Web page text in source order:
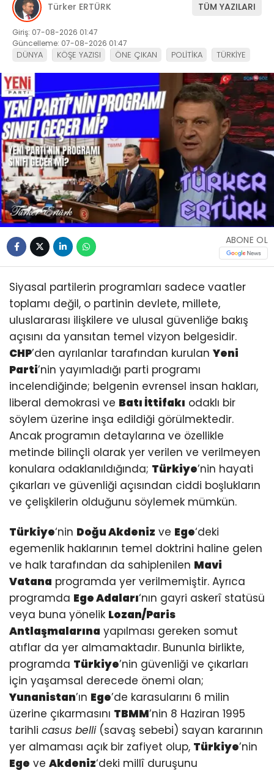
Türker ERTÜRK TÜM YAZILARI
Giriş: 07-08-2026 01:47
Güncelleme: 07-08-2026 01:47
DÜNYA KÖŞE YAZISI ÖNE ÇIKAN POLİTİKA TÜRKİYE
ABONE OL
Siyasal partilerin programları sadece vaatler
toplamı değil, o partinin devlete, millete,
uluslararası ilişkilere ve ulusal güvenliğe bakış
açısını da yansıtan temel vizyon belgesidir.
CHP’den ayrılanlar tarafından kurulan Yeni
Parti’nin yayımladığı parti programı
incelendiğinde; belgenin evrensel insan hakları,
liberal demokrasi ve Batı İttifakı odaklı bir
söylem üzerine inşa edildiği görülmektedir.
Ancak programın detaylarına ve özellikle
metinde bilinçli olarak yer verilen ve verilmeyen
konulara odaklanıldığında; Türkiye’nin hayati
çıkarları ve güvenliği açısından ciddi boşlukların
ve çelişkilerin olduğunu söylemek mümkün.
Türkiye‘nin Doğu Akdeniz ve Ege‘deki
egemenlik haklarının temel doktrini haline gelen
ve halk tarafından da sahiplenilen Mavi
Vatana programda yer verilmemiştir. Ayrıca
programda Ege Adaları‘nın gayri askerî statüsü
veya buna yönelik Lozan/Paris
Antlaşmalarına yapılması gereken somut
atıflar da yer almamaktadır. Bununla birlikte,
programda Türkiye’nin güvenliği ve çıkarları
için yaşamsal derecede önemi olan;
Yunanistan’ın Ege’de karasularını 6 milin
üzerine çıkarmasını TBMM’nin 8 Haziran 1995
tarihli casus belli(savaş sebebi) sayan kararının
yer almaması açık bir zafiyet olup, Türkiye’nin
Ege ve Akdeniz‘deki millî duruşunu